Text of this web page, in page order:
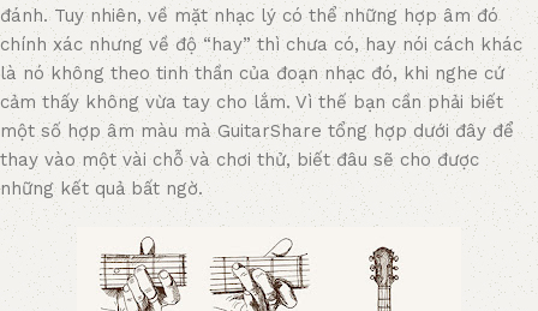
đánh. Tuy nhiên, về mặt nhạc lý có thể những hợp âm đó
chính xác nhưng về độ “hay” thì chưa có, hay nói cách khác
là nó không theo tinh thần của đoạn nhạc đó, khi nghe cứ
cảm thấy không vừa tay cho lắm. Vì thế bạn cần phải biết
một số hợp âm màu mà GuitarShare tổng hợp dưới đây để
thay vào một vài chỗ và chơi thử, biết đâu sẽ cho được
những kết quả bất ngờ.